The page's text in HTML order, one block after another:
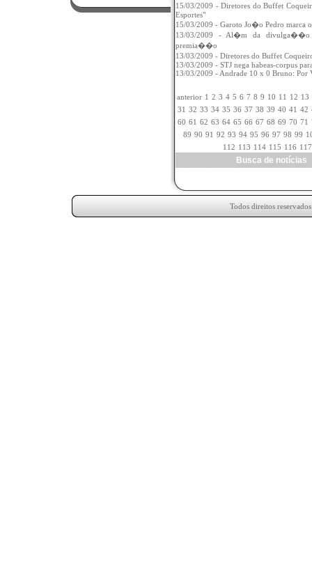
15/03/2009 - Diretores do Buffet
Esportes"
15/03/2009 - Garoto Jo�o Pedro
13/03/2009 - Al�m da divulga��o
premia��o
13/03/2009 - Diretores do Buffet
13/03/2009 - STJ nega habeas-corpus
13/03/2009 - Andrade 10 x 0 Bruno: Por
anterior 1 2 3 4 5 6 7 8 9 10 11 12 13
31 32 33 34 35 36 37 38 39 40 41 42
60 61 62 63 64 65 66 67 68 69 70 71
89 90 91 92 93 94 95 96 97 98 99
112 113 114 115 116 117
Busca de
Todos direitos